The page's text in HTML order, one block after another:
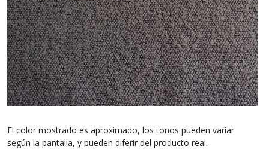
El color mostrado es aproximado, los tonos pueden variar
según la pantalla, y pueden diferir del producto real.